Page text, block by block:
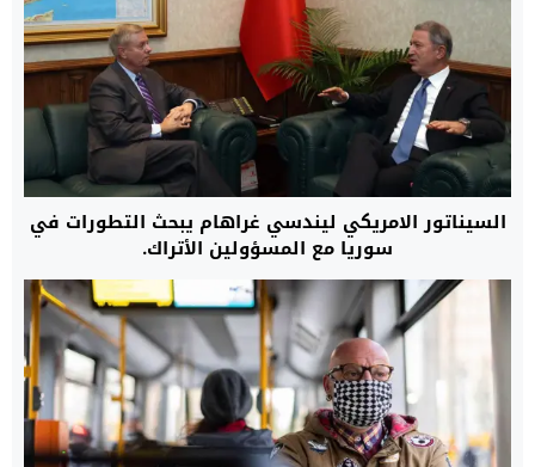
السيناتور الامريكي ليندسي غراهام يبحث التطورات في